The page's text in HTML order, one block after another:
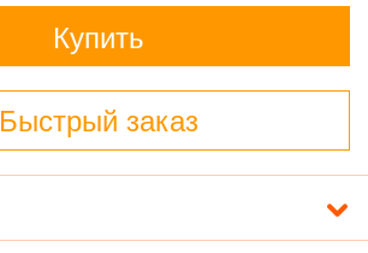
Купить
Быстрый заказ